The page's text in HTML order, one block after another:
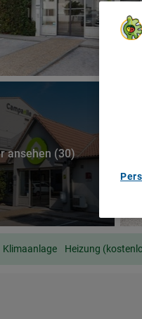
ansehen (30)
Klimaanlage Heizung